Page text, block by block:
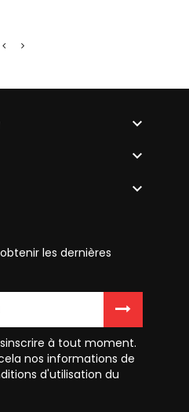



les dernières
à tout moment.
nos informations de
d'utilisation du